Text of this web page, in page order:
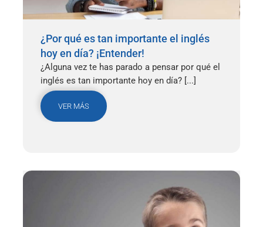
¿Por qué es tan importante el inglés
hoy en día? ¡Entender!
¿Alguna vez te has parado a pensar por qué el
inglés es tan importante hoy en día? [...]
VER MÁS